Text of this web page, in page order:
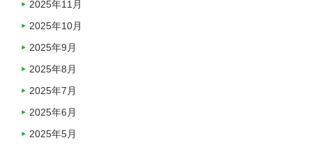
2025年11月
2025年10月
2025年9月
2025年8月
2025年7月
2025年6月
2025年5月